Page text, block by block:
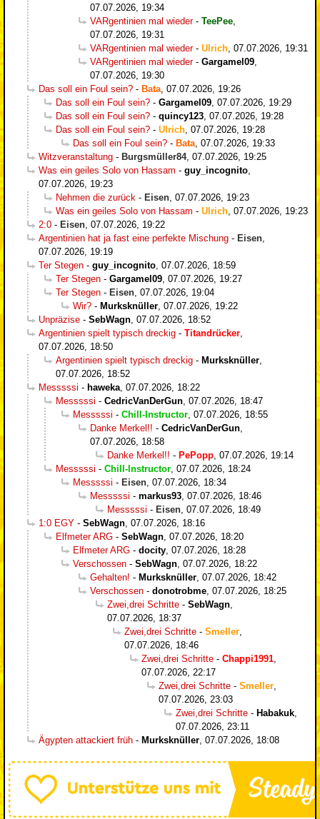
07.07.2026, 19:34
VARgentinien mal wieder- TeePee
07.07.2026, 19:31
VARgentinien mal wieder- Ulrich 07.07.2026, 19:31
VARgentinien mal wieder- Gargamel09
07.07.2026, 19:30
Das soll ein Foul sein? - Bata 07.07.2026, 19:26
Das soll ein Foul sein? - Gargamel09 07.07.2026, 19:29
Das soll ein Foul sein? - quincy123 07.07.2026, 19:28
Das soll ein Foul sein? - Ulrich 07.07.2026, 19:28
Das soll ein Foul sein? - Bata 07.07.2026, 19:33
Witzveranstaltung - Burgsmüller84, 07.07.2026, 19:25
Was ein geiles Solo von Hassam - guy_incognito
07.07.2026, 19:23
Nehmen die zurück - Eisen 07.07.2026, 19:23
Was ein geiles Solo von Hassam - Ulrich 07.07.2026, 19:23
2:0 - Eisen 07.07.2026, 19:22
Argentinien hat ja fast eine perfekte Mischung - Eisen
07.07.2026, 19:19
Ter Stegen - guy_incognito 07.07.2026, 18:59
Ter Stegen - Gargamel09 07.07.2026, 19:27
Ter Stegen - Eisen 07.07.2026, 19:04
Wir? - Murksknüller 07.07.2026, 19:22
Unpräzise - SebWagn 07.07.2026, 18:52
Argentinien spielt typisch dreckig - Titandrücker
07.07.2026, 18:50
Argentinien spielt typisch dreckig - Murksknüller
07.07.2026, 18:52
Messsssi - haweka 07.07.2026, 18:22
Messsssi - CedricVanDerGun 07.07.2026, 18:47
Messsssi - Chill-Instructor 07.07.2026, 18:55
Danke Merkel!! - CedricVanDerGun
07.07.2026, 18:58
Danke Merkel!! - PePopp 07.07.2026, 19:14
Messsssi - Chill-Instructor 07.07.2026, 18:24
Messsssi - Eisen 07.07.2026, 18:34
Messsssi - markus93 07.07.2026, 18:46
Messsssi - Eisen 07.07.2026, 18:49
1:0 EGY - SebWagn 07.07.2026, 18:16
Elfmeter ARG - SebWagn 07.07.2026, 18:20
Elfmeter ARG - docity 07.07.2026, 18:28
Verschossen - SebWagn 07.07.2026, 18:22
Gehalten! - Murksknüller 07.07.2026, 18:42
Verschossen - donotrobme 07.07.2026, 18:25
Zwei,drei Schritte - SebWagn
07.07.2026, 18:37
Zwei,drei Schritte - Smeller
07.07.2026, 18:46
Zwei,drei Schritte - Chappi1991
07.07.2026, 22:17
Zwei,drei Schritte - Smeller
07.07.2026, 23:03
Zwei,drei Schritte - Habakuk
07.07.2026, 23:11
Ägypten attackiert früh - Murksknüller 07.07.2026, 18:08